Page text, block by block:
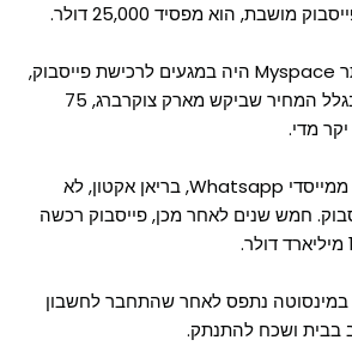
28. בשנת 2005, האתר Myspace היה במגעים לרכישת פייסבוק,
אך דחה את העסקה בגלל המחיר שביקש מארק צוקרברג, 75
מדי.
29. בשנת 2009, אחד ממייסדי Whatsapp, בריאן אקטון, לא
חמש שנים לאחר מכן, פייסבוק רכשה
2014, פורץ במינסוטה נתפס לאחר שהתחבר לחשבון
בבית ושכח להתנתק.